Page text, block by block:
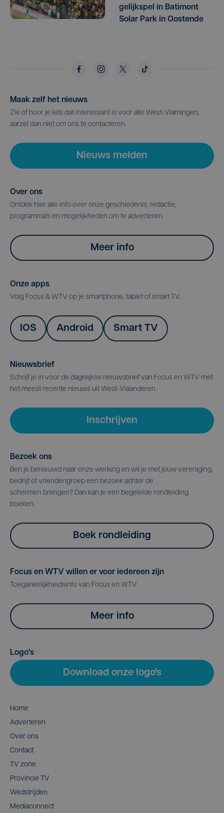
gelijkspel in Batimont
Solar Park in Oostende
Maak zelf het nieuws
Zie of hoor je iets dat interessant is voor alle West-Vlamingen,
aarzel dan niet om ons te contacteren.
Nieuws melden
Over ons
Ontdek hier alle info over onze geschiedenis, redactie,
programma's en mogelijkheden om te adverteren.
Meer info
Onze apps
Volg Focus & WTV op je smartphone, tablet of smart TV.
IOS Android Smart TV
Nieuwsbrief
Schrijf je in voor de dagelijkse nieuwsbrief van Focus en WTV met
het meest recente nieuws uit West-Vlaanderen.
Inschrijven
Bezoek ons
Ben je benieuwd naar onze werking en wil je met jouw vereniging,
bedrijf of vriendengroep een bezoek achter de
schermen brengen? Dan kan je een begeleide rondleiding
boeken.
Boek rondleiding
Focus en WTV willen er voor iedereen zijn
Toegankelijkheidsinfo van Focus en WTV
Meer info
Logo's
Download onze logo's
Home
Adverteren
Over ons
Contact
TV zone
Provincie TV
Wedstrijden
Mediaconnect